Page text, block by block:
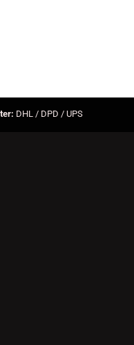
DHL / DPD / UPS